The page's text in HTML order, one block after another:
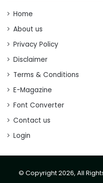
Home
About us
Privacy Policy
Disclaimer
Terms & Conditions
E-Magazine
Font Converter
Contact us
Login
© Copyright 2026, All